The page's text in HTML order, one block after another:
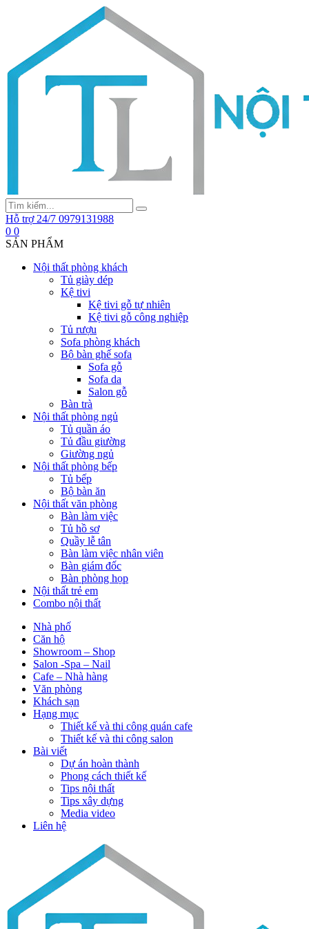
Hỗ trợ 24/7 0979131988
0 0
SẢN PHẨM
Nội thất phòng khách
Tủ giày dép
Kệ tivi
Kệ tivi gỗ tự nhiên
Kệ tivi gỗ công nghiệp
Tủ rượu
Sofa phòng khách
Bộ bàn ghế sofa
Sofa gỗ
Sofa da
Salon gỗ
Bàn trà
Nội thất phòng ngủ
Tủ quần áo
Tủ đầu giường
Giường ngủ
Nội thất phòng bếp
Tủ bếp
Bộ bàn ăn
Nội thất văn phòng
Bàn làm việc
Tủ hồ sơ
Quầy lễ tân
Bàn làm việc nhân viên
Bàn giám đốc
Bàn phòng họp
Nội thất trẻ em
Combo nội thất
Nhà phố
Căn hộ
Showroom – Shop
Salon -Spa – Nail
Cafe – Nhà hàng
Văn phòng
Khách sạn
Hạng mục
Thiết kế và thi công quán cafe
Thiết kế và thi công salon
Bài viết
Dự án hoàn thành
Phong cách thiết kế
Tips nội thất
Tips xây dựng
Media video
Liên hệ